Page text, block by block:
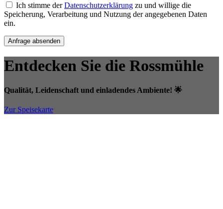
Ich stimme derDatenschutzerklärung zu und willige die
Speicherung, Verarbeitung und Nutzung der angegebenen Daten
ein.
Anfrage absenden
Entdecken Sie die Rossmühle
Qualität, Leidenschaft und einladendes Ambiente! 🌟
Zur Speisekarte